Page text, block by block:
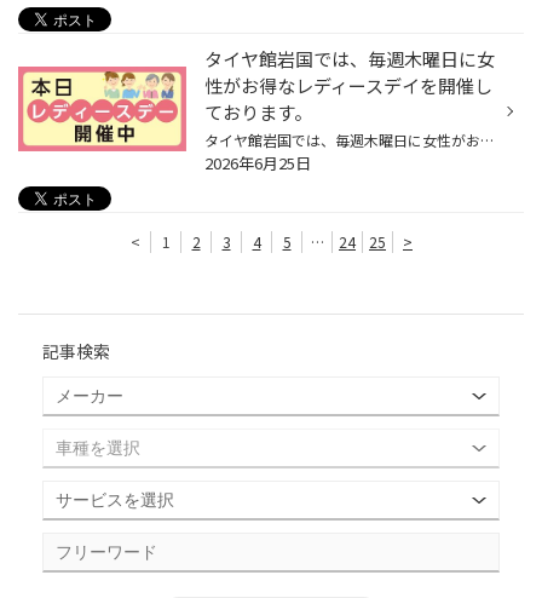
タイヤ館岩国では、毎週木曜日に女
性がお得なレディースデイを開催し
ております。
タイヤ館岩国では、毎週木曜日に女性がお得なレディースデイを開催しております。 最近、タイヤの空気圧点検やオイル交換されましたか? ★タイヤの空気圧点検目安…1ヵ月に1回。 ★エンジンオイルのおすすめ交換目安 …3ヵ月～半年or 3000～5000kmに一度。 (使用状況に合わせて…定期点検/交換おすすめし...
2026年6月25日
< 1 2 3 4 5 … 24 25 >
記事検索